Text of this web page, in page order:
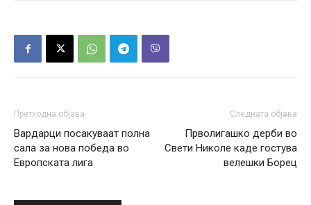
Претходна објава
Вардарци посакуваат полна
сала за нова победа во
Европската лига
Следната објава
Прволигашко дерби во
Свети Николе каде гостува
велешки Борец